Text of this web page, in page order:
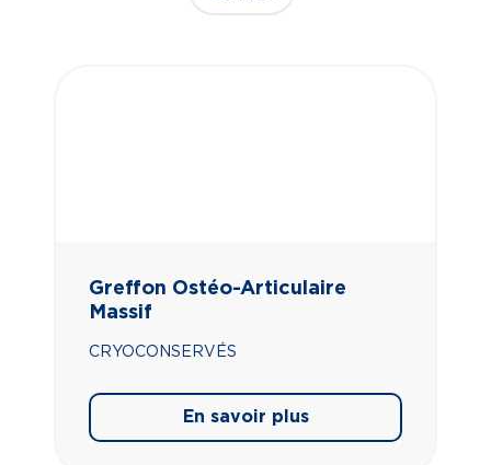
Greffon Ostéo-Articulaire
Massif
CRYOCONSERVÉS
En savoir plus